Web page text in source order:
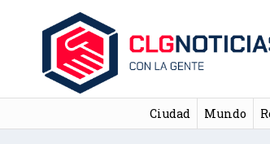
Ciudad Mundo